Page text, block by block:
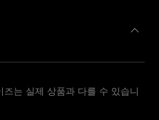
는 실제 상품과 다를 수 있습니